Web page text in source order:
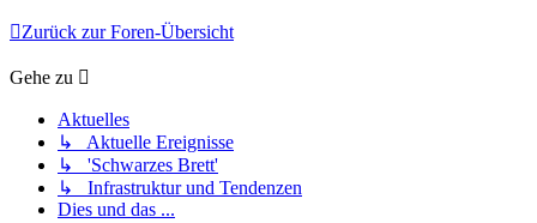
Zurück zur Foren-Übersicht
Gehe zu
Aktuelles
↳ Aktuelle Ereignisse
↳ 'Schwarzes Brett'
↳ Infrastruktur und Tendenzen
Dies und das ...